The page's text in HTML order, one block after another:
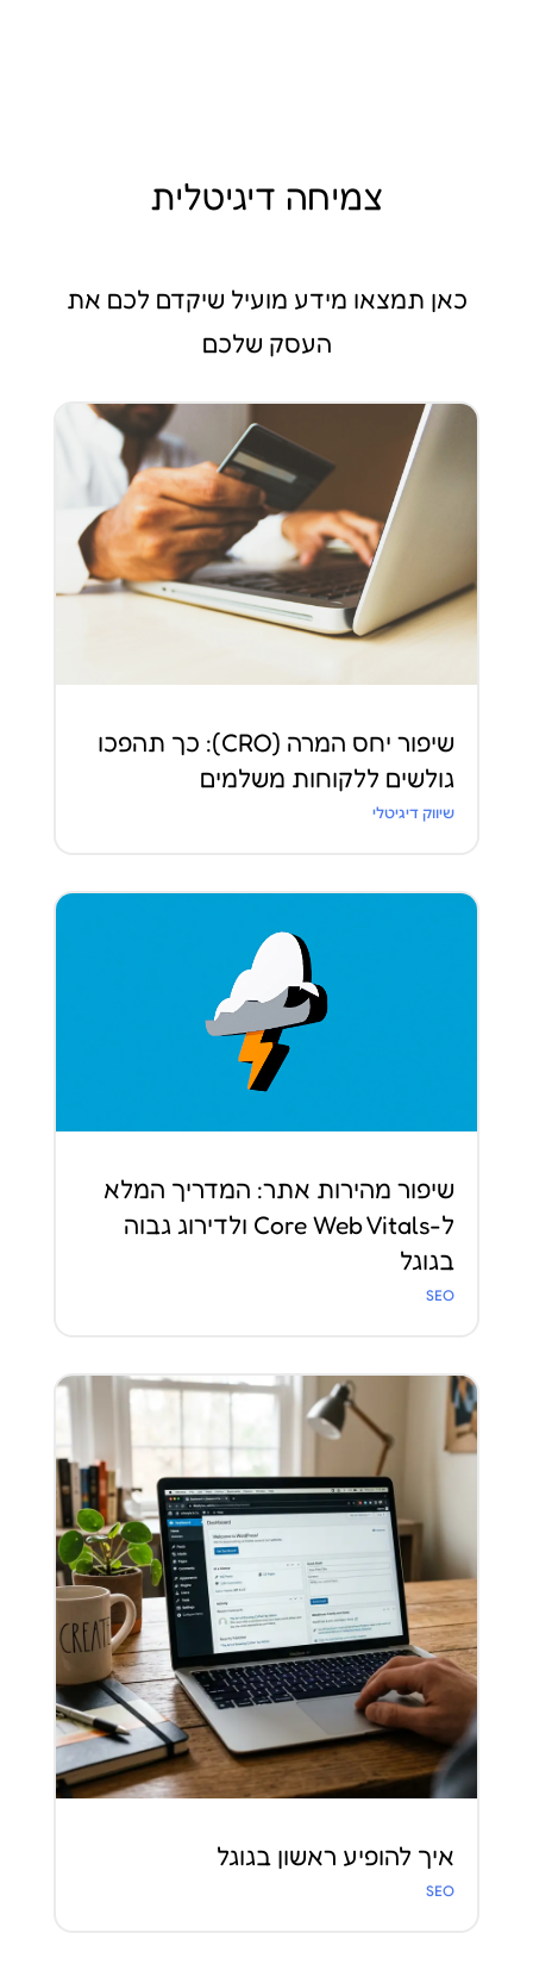
צמיחה דיגיטלית
כאן תמצאו מידע מועיל שיקדם לכם את
העסק שלכם
שיפור יחס המרה (CRO): כך תהפכו
גולשים ללקוחות משלמים
שיווק דיגיטלי
שיפור מהירות אתר: המדריך המלא
ל-Core Web Vitals ולדירוג גבוה
בגוגל
SEO
איך להופיע ראשון בגוגל
SEO